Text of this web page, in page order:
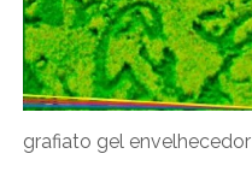
grafiato gel envelhecedor